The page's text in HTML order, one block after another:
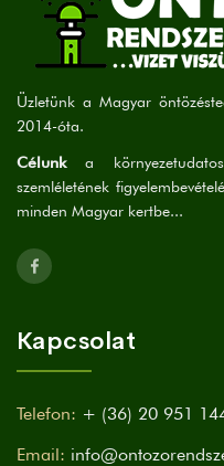
Üzletünk a Magyar
2014-óta.
Célunka
szemléletének
minden Magyar kertbe...
Kapcsolat
Telefon: + (36) 20 951
Email: